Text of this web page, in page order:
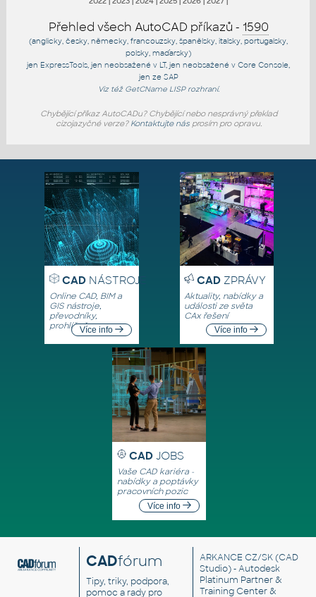
Přehled všech AutoCAD příkazů - 1590
(anglicky, česky, německy, francouzsky, španělsky, italsky, portugalsky,
polsky, maďarsky)
jen ExpressTools , jen neobsažené v LT, jen neobsažené v Core Console
jen ze SAP
Viz též GetCNameLISP rozhraní.
Chybějící příkaz AutoCADu? Chybějící nebo nesprávný překlad
cizojazyčné verze? Kontaktujte násprosím pro opravu.
CADNÁSTROJE
Online CAD, BIM a
GIS nástroje,
převodníky,
prohlížečeVíce info
CADZPRÁVY
Aktuality, nabídky a
události ze světa
CAx řešení
Více info
CAD JOBS
Vaše CAD kariéra -
nabídky a poptávky
pracovních pozic
Více info
CADfórum
Tipy, triky, podpora,
pomoc a rady pro
ARKANCE CZ/SK(CAD
Studio) - Autodesk
Platinum Partner &
Training Center &